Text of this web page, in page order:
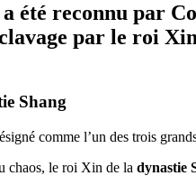
été reconnu par
par le roi
Shang
comme l’un des trois
chaos, le roi Xin de la dynastie